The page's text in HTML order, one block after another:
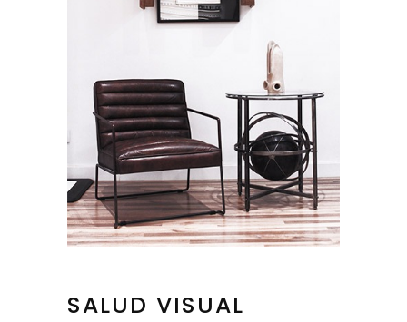
SALUD VISUAL